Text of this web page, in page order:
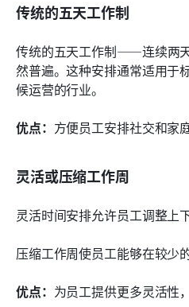
传统的五天工作制
传统的五天工作制——连续两
然普遍。这种安排通常适用于
候运营的行业。
优点： 方便员工安排社交和家
灵活或压缩工作周
灵活时间安排允许员工调整上
压缩工作周使员工能够在较少
优点： 为员工提供更多灵活性